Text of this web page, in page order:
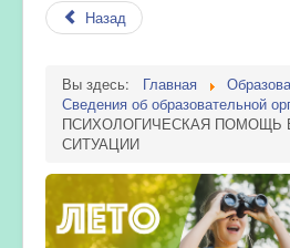
Назад
Вы здесь: Главная
Сведения об образовательной
ПСИХОЛОГИЧЕСКАЯ ПОМОЩЬ
СИТУАЦИИ